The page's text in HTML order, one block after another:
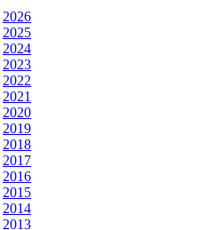
2026
2025
2024
2023
2022
2021
2020
2019
2018
2017
2016
2015
2014
2013